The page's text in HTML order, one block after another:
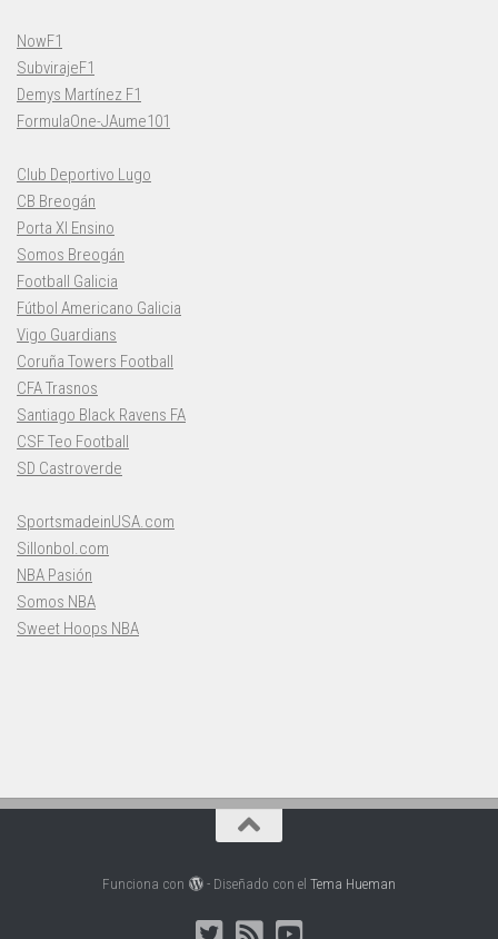
NowF1
SubvirajeF1
Demys Martínez F1
FormulaOne-JAume101
Club Deportivo Lugo
CB Breogán
Porta XI Ensino
Somos Breogán
Football Galicia
Fútbol Americano Galicia
Vigo Guardians
Coruña Towers Football
CFA Trasnos
Santiago Black Ravens FA
CSF Teo Football
SD Castroverde
SportsmadeinUSA.com
Sillonbol.com
NBA Pasión
Somos NBA
Sweet Hoops NBA
Funciona con - Diseñado con el Tema Hueman